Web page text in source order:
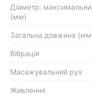
Діаметр:
(мм)
Загальна довжина
Вібрація
Масажувальний рух
Живлення